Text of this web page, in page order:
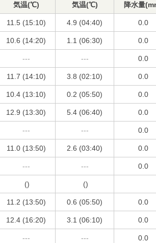
気温(℃)
気温(℃)
降水量
11.5 (15:10) 4.9 (04:40) 0.0
10.6 (14:20) 1.1 (06:30) 0.0
--- --- 0.0
11.7 (14:10) 3.8 (02:10) 0.0
10.4 (13:10) 0.2 (05:50) 0.0
12.9 (13:30) 5.4 (06:40) 0.0
--- --- 0.0
11.0 (13:50) 2.6 (03:40) 0.0
--- --- 0.0
() ()
11.2 (13:50) 0.6 (05:50) 0.0
12.4 (16:20) 3.1 (06:10) 0.0
--- --- 0.0